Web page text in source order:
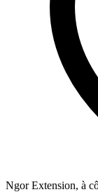
Ngor Extension, à